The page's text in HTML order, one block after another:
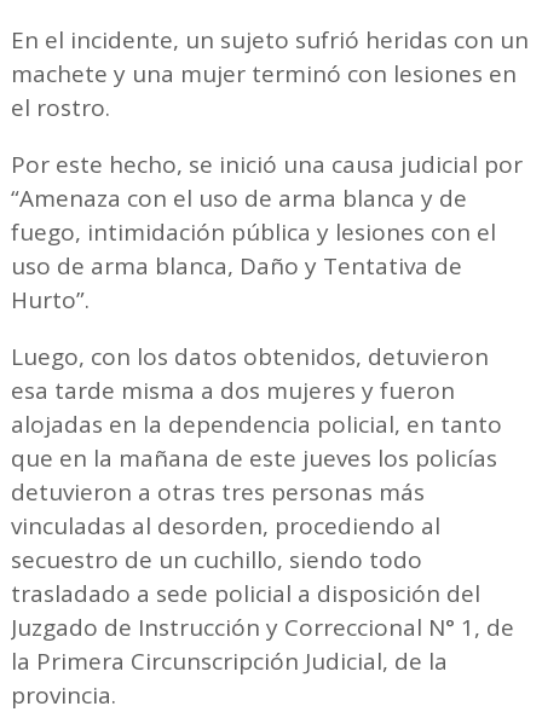
En el incidente, un sujeto sufrió heridas con un
machete y una mujer terminó con lesiones en
el rostro.
Por este hecho, se inició una causa judicial por
“Amenaza con el uso de arma blanca y de
fuego, intimidación pública y lesiones con el
uso de arma blanca, Daño y Tentativa de
Hurto”.
Luego, con los datos obtenidos, detuvieron
esa tarde misma a dos mujeres y fueron
alojadas en la dependencia policial, en tanto
que en la mañana de este jueves los policías
detuvieron a otras tres personas más
vinculadas al desorden, procediendo al
secuestro de un cuchillo, siendo todo
trasladado a sede policial a disposición del
Juzgado de Instrucción y Correccional N° 1, de
la Primera Circunscripción Judicial, de la
provincia.